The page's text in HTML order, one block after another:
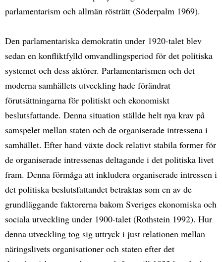
parlamentarism och allmän rösträtt (Söderpalm 1969).
Den parlamentariska demokratin under 1920-talet blev
sedan en konfliktfylld omvandlingsperiod för det politiska
systemet och dess aktörer. Parlamentarismen och det
moderna samhällets utveckling hade förändrat
förutsättningarna för politiskt och ekonomiskt
beslutsfattande. Denna situation ställde helt nya krav på
samspelet mellan staten och de organiserade intressena i
samhället. Efter hand växte dock relativt stabila former för
de organiserade intressenas deltagande i det politiska livet
fram. Denna förmåga att inkludera organiserade intressen i
det politiska beslutsfattandet betraktas som en av de
grundläggande faktorerna bakom Sveriges ekonomiska och
sociala utveckling under 1900-talet (Rothstein 1992). Hur
denna utveckling tog sig uttryck i just relationen mellan
näringslivets organisationer och staten efter det